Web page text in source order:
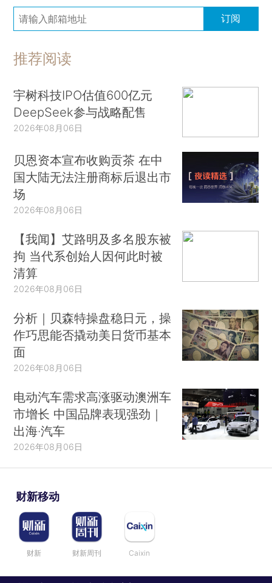
订阅
推荐阅读
宇树科技IPO估值600亿元
DeepSeek参与战略配售
2026年08月06日
贝恩资本宣布收购贡茶 在中
国大陆无法注册商标后退出市
场
2026年08月06日
【我闻】艾路明及多名股东被
拘 当代系创始人因何此时被
清算
2026年08月06日
分析｜贝森特操盘稳日元，操
作巧思能否撬动美日货币基本
面
2026年08月06日
电动汽车需求高涨驱动澳洲车
市增长 中国品牌表现强劲｜
出海·汽车
2026年08月06日
财新移动
财新 财新周刊 Caixin